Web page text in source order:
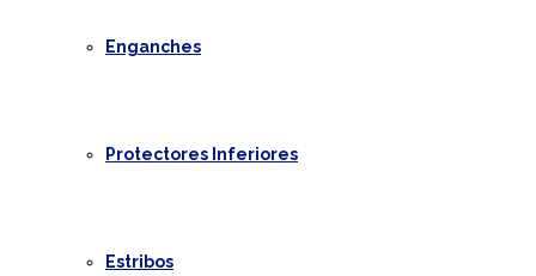
Enganches
Protectores Inferiores
Estribos